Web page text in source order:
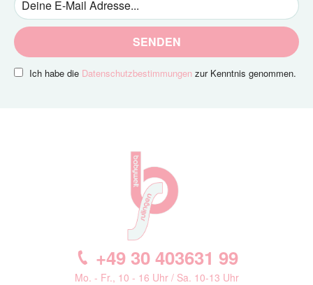
SENDEN
Ich habe die Datenschutzbestimmungen zur Kenntnis genommen.
+49 30 403631 99
Mo. - Fr., 10 - 16 Uhr / Sa. 10-13 Uhr